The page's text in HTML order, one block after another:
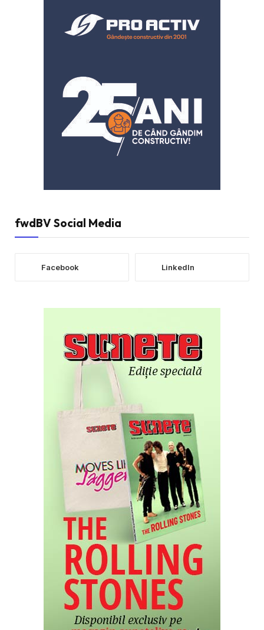
fwdBV Social Media
Facebook LinkedIn